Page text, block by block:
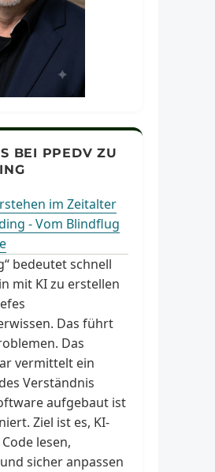
BEI PPEDV ZU
im Zeitalter
- Vom Blindflug
bedeutet schnell
mit KI zu erstellen
Das führt
Das
vermittelt ein
Verständnis
aufgebaut ist
Ziel ist es, KI-
lesen,
sicher anpassen